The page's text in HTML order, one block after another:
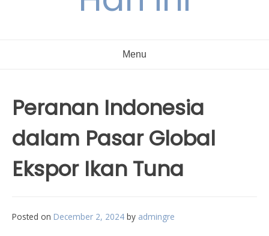
Menu
Peranan Indonesia
dalam Pasar Global
Ekspor Ikan Tuna
Posted on December 2, 2024 by admingre